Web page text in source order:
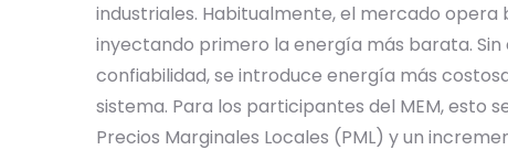
industriales. Habitualmente, el mercado
inyectando primero la energía más barata.
confiabilidad, se introduce energía más
sistema. Para los participantes del MEM, esto
Precios Marginales Locales (PML) y un